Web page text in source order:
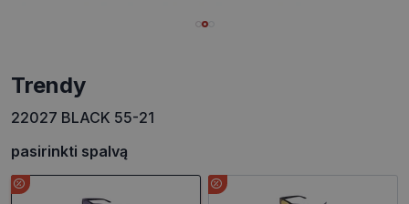
trendy
22027 BLACK 55-21
pasirinkti spalvą